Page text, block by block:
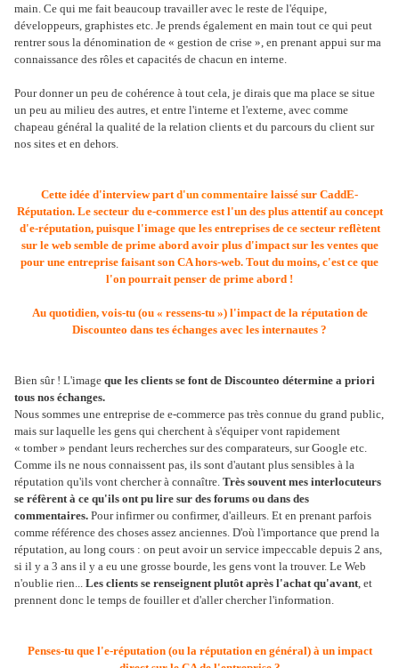
main. Ce qui me fait beaucoup travailler avec le reste de l'équipe,
développeurs, graphistes etc. Je prends également en main tout ce qui peut
rentrer sous la dénomination de « gestion de crise », en prenant appui sur ma
connaissance des rôles et capacités de chacun en interne.
Pour donner un peu de cohérence à tout cela, je dirais que ma place se situe
un peu au milieu des autres, et entre l'interne et l'externe, avec comme
chapeau général la qualité de la relation clients et du parcours du client sur
nos sites et en dehors.
Cette idée d'interview partd'un commentaire laissé sur CaddE-
Réputation. Le secteur du e-commerce est l'un des plus attentif au concept
d'e-réputation, puisque l'image que les entreprises de ce secteur reflètent
sur le web semble de prime abord avoir plus d'impact sur les ventes que
pour une entreprise faisant son CA hors-web. Tout du moins, c'est ce que
l'on pourrait penser de prime abord !
Au quotidien, vois-tu (ou « ressens-tu ») l'impact de la réputation de
Discounteo dans tes échanges avec les internautes ?
Bien sûr ! L'image que les clients se font de Discounteo détermine a priori
tous nos échanges.
Nous sommes une entreprise de e-commerce pas très connue du grand public,
mais sur laquelle les gens qui cherchent à s'équiper vont rapidement
« tomber » pendant leurs recherches sur des comparateurs, sur Google etc.
Comme ils ne nous connaissent pas, ils sont d'autant plus sensibles à la
réputation qu'ils vont chercher à connaître. Très souvent mes interlocuteurs
se réfèrent à ce qu'ils ont pu lire sur des forums ou dans des
commentaires. Pour infirmer ou confirmer, d'ailleurs. Et en prenant parfois
comme référence des choses assez anciennes. D'où l'importance que prend la
réputation, au long cours : on peut avoir un service impeccable depuis 2 ans,
si il y a 3 ans il y a eu une grosse bourde, les gens vont la trouver. Le Web
n'oublie rien... Les clients se renseignent plutôt après l'achat qu'avant, et
prennent donc le temps de fouiller et d'aller chercher l'information.
Penses-tu que l'e-réputation (ou la réputation en général) à un impact